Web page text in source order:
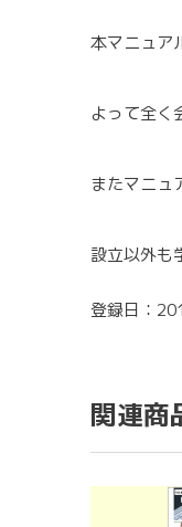
本マニュア
よって全く
またマニュ
設立以外も
登録日：
関連商